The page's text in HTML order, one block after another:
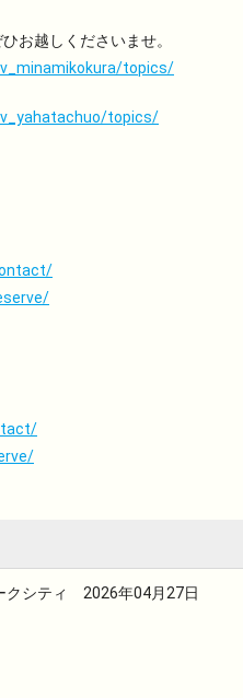
お越しくださいませ。
topics/
topics/
クシティ 2026年04月27日